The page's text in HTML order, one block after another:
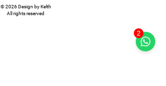
© 2026 Design by Kelth
All rights reserved
2